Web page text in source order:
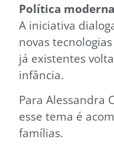
Política
A iniciativa
novas
já existentes
infância.
Para Alessandra
esse tema é
famílias.